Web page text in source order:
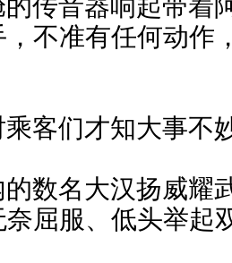
传音器响起带着
，不准有任何动作
客们才知大事不
数名大汉扬威耀
奈屈服、低头举起